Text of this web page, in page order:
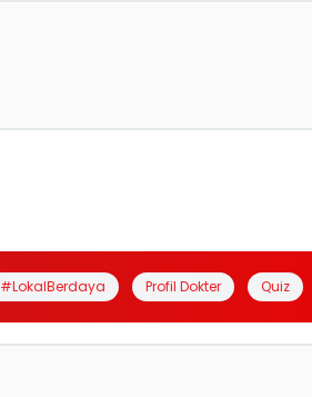
#LokalBerdaya Profil Dokter Quiz